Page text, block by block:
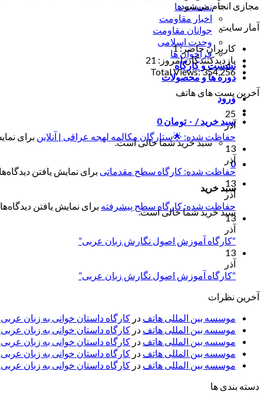
نشست ها
اخبار مقاومت
جوانان مقاومت
وحدت اسلامی
فراخوان ها
نشست و کارگاه
دوره ها و محصولات
ورود
سبد خرید / ۰ تومان 0
سبد خرید شما خالی است.
0
سبد خرید
سبد خرید شما خالی است.
مجازی انجام می‌شود.
آمار سایت
کاربران حاضر:1
بازدیدکنندگان امروز: 21
Total Views:354,256
آخرین پست های هاتف
25
آذر
حفاظت شده: 🌟ستارگان مکالمه لهجه عراقی | آنلاین برای
13
آذر
حفاظت شده: کارگاه سطح مقدماتی برای نمایش یافتن
13
آذر
حفاظت شده: کارگاه سطح پیشرفته برای نمایش یافتن
13
آذر
“کارگاه آموزش اصول نگارش زبان عربی”
13
آذر
“کارگاه آموزش اصول نگارش زبان عربی”
آخرین نظرات
موسسه بین المللی هاتف در کارگاه داستان خوانی به زبان
موسسه بین المللی هاتف در کارگاه داستان خوانی به زبان
موسسه بین المللی هاتف در کارگاه داستان خوانی به زبان
موسسه بین المللی هاتف در کارگاه داستان خوانی به زبان
موسسه بین المللی هاتف در کارگاه داستان خوانی به زبان
دسته بندی ها